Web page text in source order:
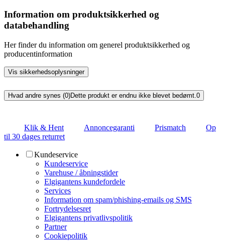
Information om produktsikkerhed og
databehandling
Her finder du information om generel produktsikkerhed og
producentinformation
Vis sikkerhedsoplysninger
Hvad andre synes (0)Dette produkt er endnu ikke blevet bedømt. 0
Klik & Hent Annoncegaranti Prismatch
Op
til 30 dages returret
Kundeservice
Kundeservice
Varehuse / åbningstider
Elgigantens kundefordele
Services
Information om spam/phishing-emails og SMS
Fortrydelsesret
Elgigantens privatlivspolitik
Partner
Cookiepolitik